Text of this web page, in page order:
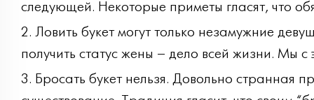
следующей. Некоторые приметы гласят, что
Ловить букет могут только незамужние
получить статус жены – дело всей жизни. Мы с
Бросать букет нельзя. Довольно странная